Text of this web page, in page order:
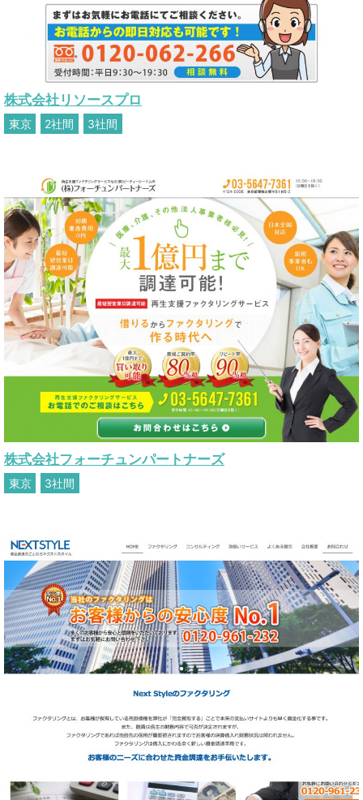
株式会社リソースプロ
東京 2社間 3社間
株式会社フォーチュンパートナーズ
東京 3社間